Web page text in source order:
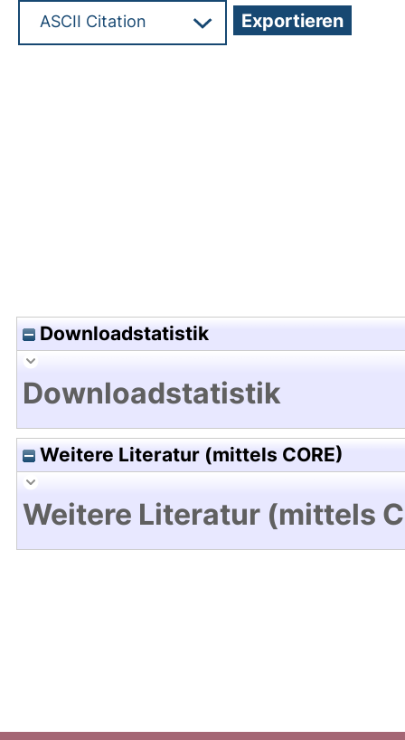
Downloadstatistik
Downloadstatistik
Weitere Literatur (mittels CORE)
Weitere Literatur (mittels